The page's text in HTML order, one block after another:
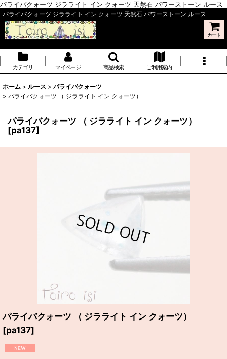
パライバクォーツ ジラライト イン クォーツ 天然石 パワーストーン ルース
パライバクォーツ ジラライト イン クォーツ 天然石 パワーストーン ルース
カート
カテゴリ マイページ 商品検索 ご利用案内
ホーム > ルース > パライバクォーツ
> パライバクォーツ （ ジラライト イン クォーツ）
パライバクォーツ （ ジラライト イン クォーツ）
[pa137]
パライバクォーツ （ ジラライト イン クォーツ）
[pa137]